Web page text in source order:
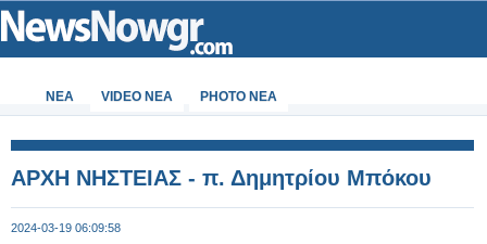
ΝΕΑ VIDEO NEA PHOTO NEA
ΑΡΧΗ ΝΗΣΤΕΙΑΣ - π. Δημητρίου Μπόκου
2024-03-19 06:09:58